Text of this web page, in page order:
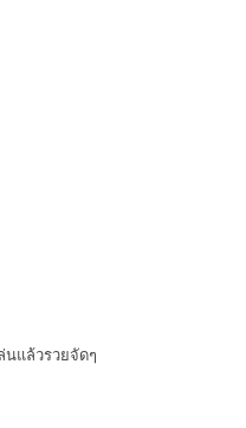
นแล้วรวยจัดๆ